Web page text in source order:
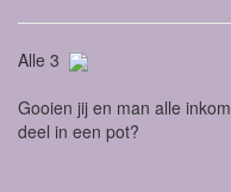
Alle 3
Gooien jij en man alle
deel in een pot?